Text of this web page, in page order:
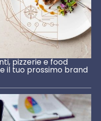
pizzerie e food
il tuo prossimo brand